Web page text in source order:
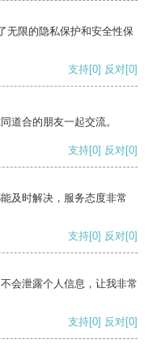
无限的隐私保护和安全性保
支持[0] 反对[0]
道合的朋友一起交流。
支持[0] 反对[0]
及时解决，服务态度非常
支持[0] 反对[0]
会泄露个人信息，让我非常
支持[0] 反对[0]